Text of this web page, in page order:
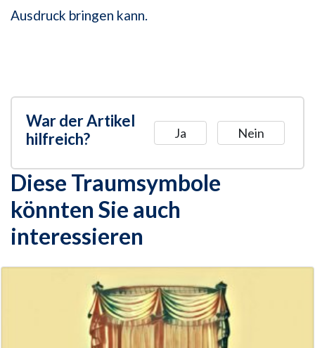
Ausdruck bringen kann.
War der Artikel
hilfreich?
Ja Nein
Diese Traumsymbole
könnten Sie auch
interessieren